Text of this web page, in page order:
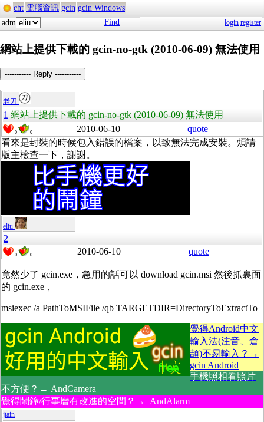
cht 電腦資訊 gcin gcin Windows
adm
Find login register
網站上提供下載的 gcin-no-gtk (2010-06-09) 無法使用
----------- Reply -----------
老刀
1 網站上提供下載的 gcin-no-gtk (2010-06-09) 無法使用
0 0 2010-06-10
quote
看來是封裝的時候包入錯誤的檔案，以致無法完成安裝。煩請
版主檢查一下，謝謝。
eliu
2
0 0 2010-06-10 quote
竟然少了 gcin.exe，急用的話可以 download gcin.msi 然後抓裏面
的 gcin.exe，
msiexec /a PathToMSIFile /qb TARGETDIR=DirectoryToExtractTo
覺得Android中文
輸入法(注音、倉
頡)不易輸入？→
gcin Android
手機照相看照片
不方便？→ AndCamera
覺得鬧鐘/行事曆有改進的空間？→ AndAlarm
jtain